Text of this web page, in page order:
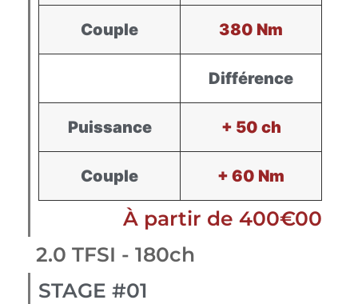
Couple 380 Nm
Différence
Puissance + 50 ch
Couple + 60 Nm
À partir de 400€00
2.0 TFSI - 180ch
STAGE #01